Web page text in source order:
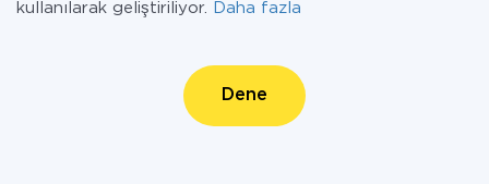
kullanılarak geliştiriliyor.
Daha fazla
Dene